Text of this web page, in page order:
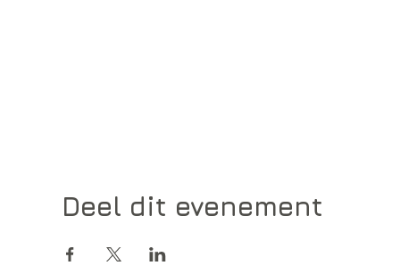
Deel dit evenement